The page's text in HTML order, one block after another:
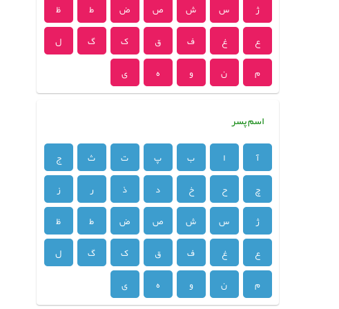
ژ س ش ص ض ط
ظ
ع
غ ف ق ک گ
ل
م
ن و ه ی
اسم پسر
آ ا ب پ ت ث
ج
چ
ح خ د ذ ر
ز
ژ
س ش ص ض ط
ظ
ع
غ ف ق ک گ
ل
م
ن و ه ی